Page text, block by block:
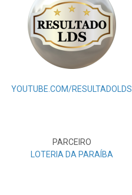
YOUTUBE.COM/RESULTADOLDS
PARCEIRO
LOTERIA DA PARAÍBA